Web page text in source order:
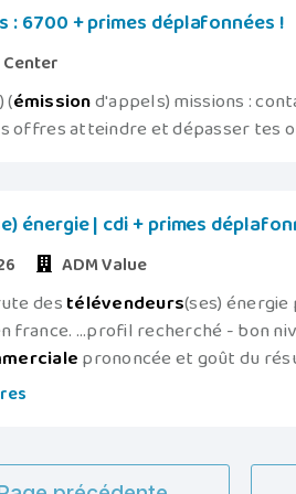
: 6700 + primes déplafonnées !
Center
(émissiond'appels) missions :
offres atteindre et dépasser tes
énergie | cdi + primes
ADM Value
destélévendeurs(ses)
france. ...profil recherché - bon
prononcée et goût du